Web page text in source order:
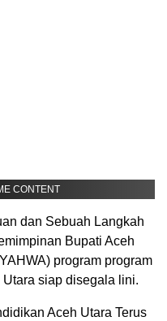
CONTENT
dan Sebuah Langkah
Bupati Aceh
program program
siap disegala lini.
Aceh Utara Terus